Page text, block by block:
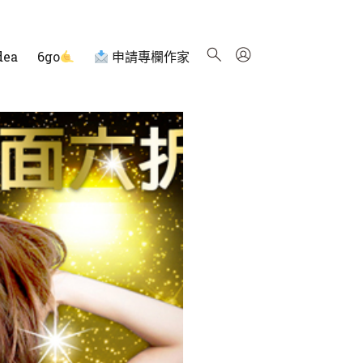
6go 申請專欄作家